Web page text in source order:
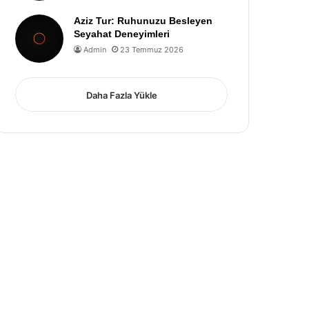
Aziz Tur: Ruhunuzu Besleyen
Seyahat Deneyimleri
Admin 23 Temmuz 2026
Daha Fazla Yükle